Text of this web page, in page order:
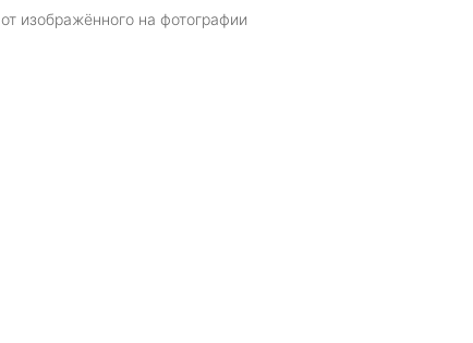
изображённого на фотографии